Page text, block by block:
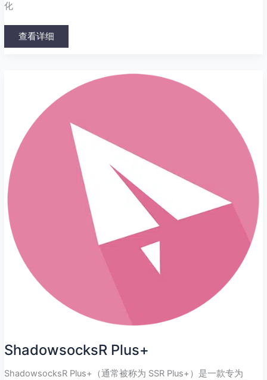
化
查看详细
ShadowsocksR Plus+
ShadowsocksR Plus+（通常被称为 SSR Plus+）是一款专为